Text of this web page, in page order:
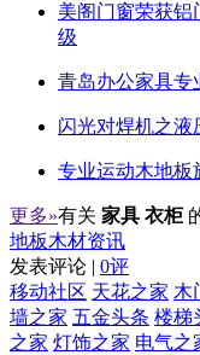
美阁门窗荣获铝
级
青岛办公家具专
闪光对焊机之
专业运动木地板
更多»有关 家具 衣柜
地板木材资讯
发表评论 | 0评
移动社区 天花之家 木
墙之家 五金头条 楼梯
之家 灯饰之家 电气之